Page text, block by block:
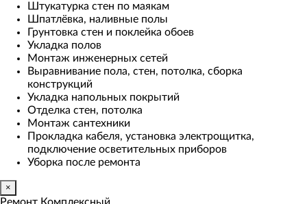
Штукатурка стен по маякам
Шпатлёвка, наливные полы
Грунтовка стен и поклейка обоев
Укладка полов
Монтаж инженерных сетей
Выравнивание пола, стен, потолка, сборка
конструкций
Укладка напольных покрытий
Отделка стен, потолка
Монтаж сантехники
Прокладка кабеля, установка электрощитка,
подключение осветительных приборов
Уборка после ремонта
×